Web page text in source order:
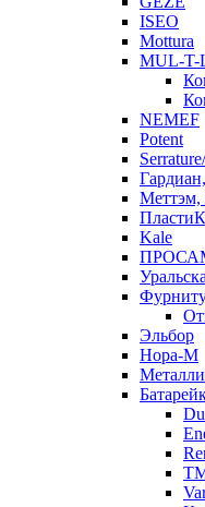
ISEO
Mottura
MUL-T-
NEMEF
Potent
Меттэм,
ПластиК
Kale
ПРОСАМ
Эльбор
Нора-М